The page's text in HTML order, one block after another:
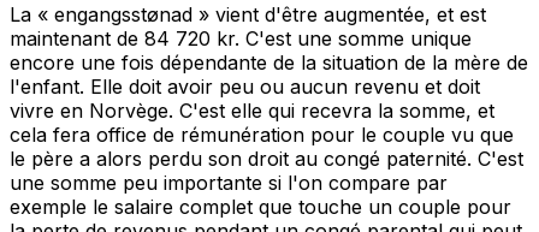
La « engangsstønad » vient d'être augmentée, et est
maintenant de 84 720 kr. C'est une somme unique
encore une fois dépendante de la situation de la mère de
l'enfant. Elle doit avoir peu ou aucun revenu et doit
vivre en Norvège. C'est elle qui recevra la somme, et
cela fera office de rémunération pour le couple vu que
le père a alors perdu son droit au congé paternité. C'est
une somme peu importante si l'on compare par
exemple le salaire complet que touche un couple pour